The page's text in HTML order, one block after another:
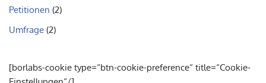
Petitionen (2)
Umfrage (2)
[borlabs-cookie type=“btn-cookie-preference“ title=“Cookie-